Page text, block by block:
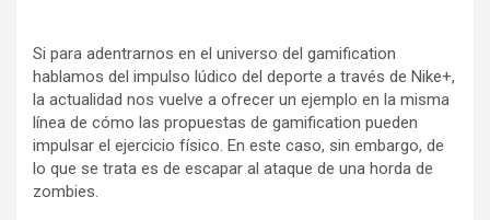
Si para adentrarnos en el universo del gamification
hablamos del impulso lúdico del deporte a través de Nike+,
la actualidad nos vuelve a ofrecer un ejemplo en la misma
línea de cómo las propuestas de gamification pueden
impulsar el ejercicio físico. En este caso, sin embargo, de
lo que se trata es de escapar al ataque de una horda de
zombies.